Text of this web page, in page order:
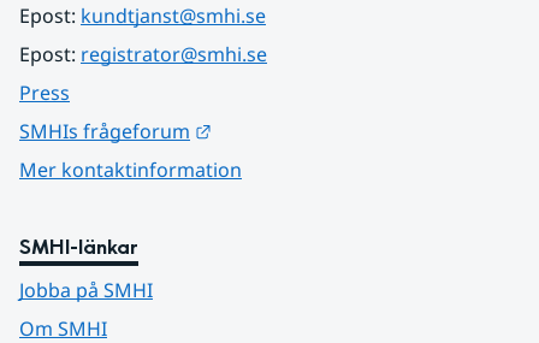
Epost: kundtjanst@smhi.se
Epost: registrator@smhi.se
Press
SMHIs frågeforum
Mer kontaktinformation
SMHI-länkar
Jobba på SMHI
Om SMHI